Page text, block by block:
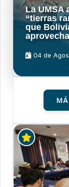
La UMSA
“tierras
que
aprovecha
04 de